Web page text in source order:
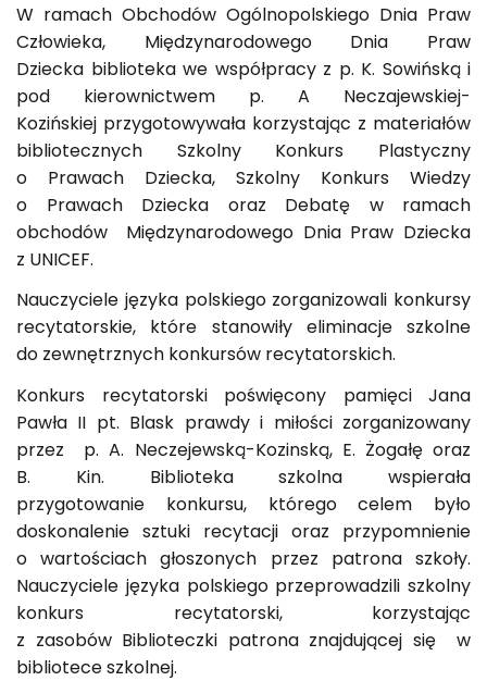
W ramach Obchodów Ogólnopolskiego Dnia Praw
Człowieka, Międzynarodowego Dnia Praw
Dziecka biblioteka we współpracy z p. K. Sowińską i
pod kierownictwem p. A Neczajewskiej-
Kozińskiej przygotowywała korzystając z materiałów
bibliotecznych Szkolny Konkurs Plastyczny
o Prawach Dziecka, Szkolny Konkurs Wiedzy
o Prawach Dziecka oraz Debatę w ramach
obchodów Międzynarodowego Dnia Praw Dziecka
z UNICEF.
Nauczyciele języka polskiego zorganizowali konkursy
recytatorskie, które stanowiły eliminacje szkolne
do zewnętrznych konkursów recytatorskich.
Konkurs recytatorski poświęcony pamięci Jana
Pawła II pt. Blask prawdy i miłości zorganizowany
przez p. A. Neczejewską-Kozinską, E. Żogałę oraz
B. Kin. Biblioteka szkolna wspierała
przygotowanie konkursu, którego celem było
doskonalenie sztuki recytacji oraz przypomnienie
o wartościach głoszonych przez patrona szkoły.
Nauczyciele języka polskiego przeprowadzili szkolny
konkurs recytatorski, korzystając
z zasobów Biblioteczki patrona znajdującej się w
bibliotece szkolnej.